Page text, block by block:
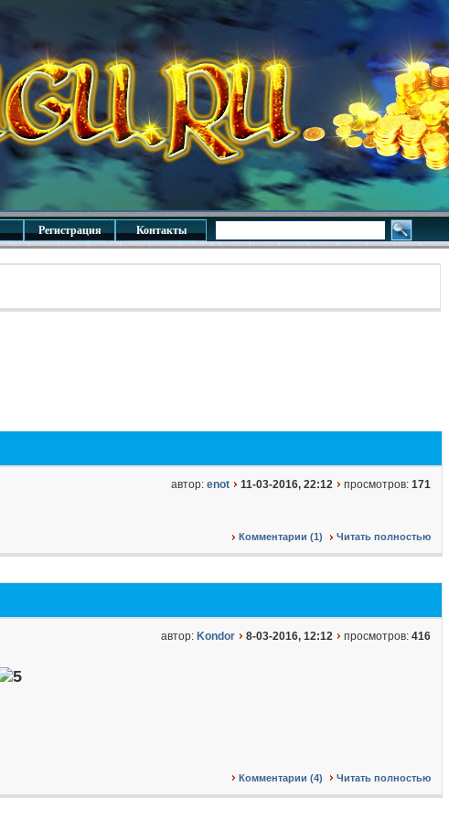
Регистрация Контакты
автор: enot 11-03-2016, 22:12 просмотров: 171
Комментарии (1) Читать полностью
автор: Kondor 8-03-2016, 12:12 просмотров: 416
Комментарии (4) Читать полностью